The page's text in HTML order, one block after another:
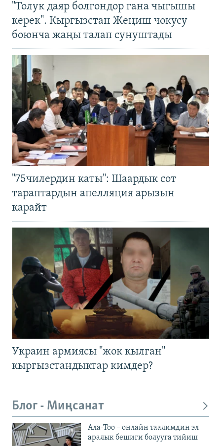
"Толук даяр болгондор гана чыгышы
керек". Кыргызстан Жеңиш чокусу
боюнча жаңы талап сунуштады
"75чилердин каты": Шаардык сот
тараптардын апелляция арызын
карайт
Украин армиясы "жок кылган"
кыргызстандыктар кимдер?
Блог - Миңсанат
Ала-Тоо – онлайн таалимдин эл
аралык бешиги болууга тийиш